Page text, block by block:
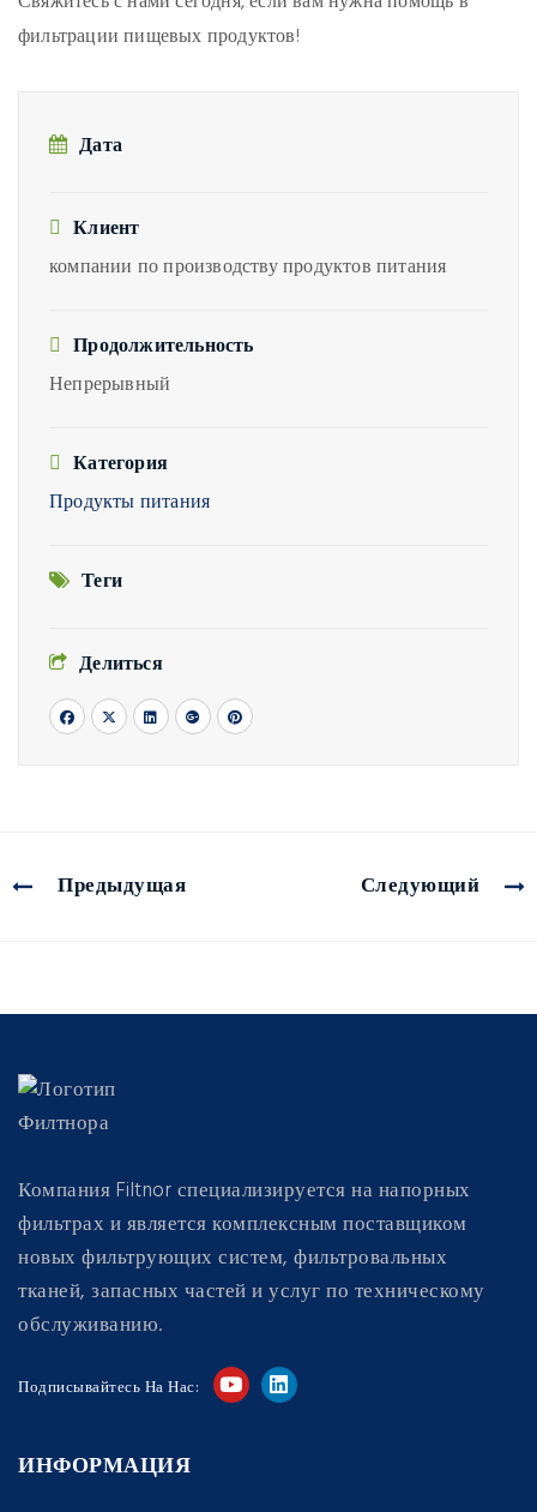
фильтрации пищевых продуктов!
Дата
Клиент
компании по производству продуктов питания
Продолжительность
Непрерывный
Категория
Продукты питания
Теги
Делиться
Предыдущая Следующий
Компания Filtnor специализируется на напорных
фильтрах и является комплексным поставщиком
новых фильтрующих систем, фильтровальных
тканей, запасных частей и услуг по техническому
обслуживанию.
Подписывайтесь На Нас:
ИНФОРМАЦИЯ